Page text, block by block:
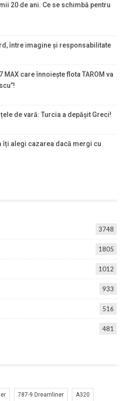
20 de ani. Ce se schimbă pentru
între imagine și responsabilitate
care înnoiește flota TAROM va
de vară: Turcia a depășit Greci!
îți alegi cazarea dacă mergi cu
3748
1805
1012
933
516
481
787-9 Dreamliner A320